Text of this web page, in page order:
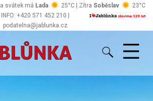
INFO: +420 571 452 210 |
podatelna@jablunka.cz
a svátek má Lada 25°C | Zítra Soběslav 23°C